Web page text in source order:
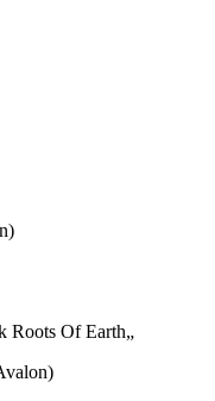
Roots Of Earth„